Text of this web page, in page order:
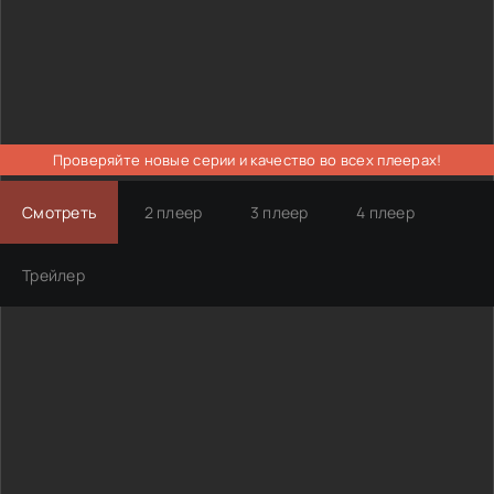
Проверяйте новые серии и качество во всех плеерах!
Смотреть 2 плеер 3 плеер 4 плеер
Трейлер